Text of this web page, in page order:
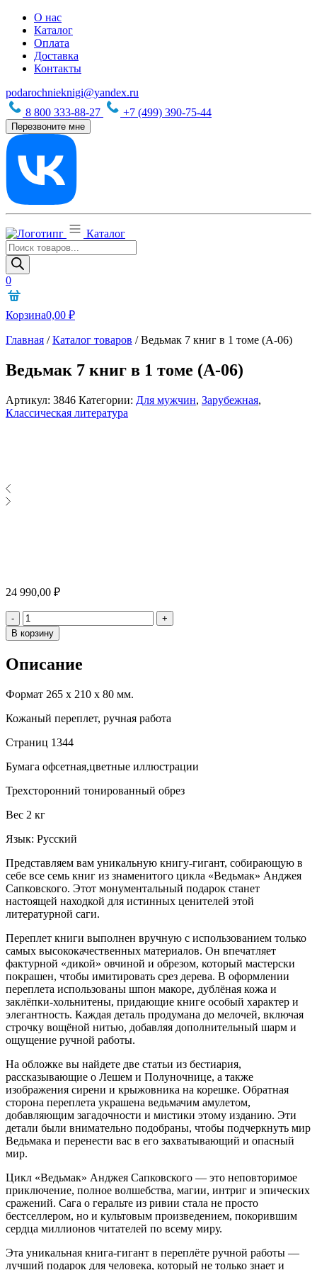
О нас
Каталог
Оплата
Доставка
Контакты
podarochnieknigi@yandex.ru
8 800 333-88-27
+7 (499) 390-75-44
Перезвоните мне
Каталог
Поиск
товаров
0
Корзина0,00 ₽
Главная /Каталог товаров /Ведьмак 7 книг в 1 томе (A-06)
Ведьмак 7 книг в 1 томе (A-06)
Артикул: 3846 Категории: Для мужчин, Зарубежная,
Классическая литература
24 990,00 ₽
- Количество
+
В корзину
Описание
Формат 265 х 210 х 80 мм.
Кожаный переплет, ручная работа
Страниц 1344
Бумага офсетная,цветные иллюстрации
Трехсторонний тонированный обрез
Вес 2 кг
Язык: Русский
Представляем вам уникальную книгу-гигант, собирающую в
себе все семь книг из знаменитого цикла «Ведьмак» Анджея
Сапковского. Этот монументальный подарок станет
настоящей находкой для истинных ценителей этой
литературной саги.
Переплет книги выполнен вручную с использованием только
самых высококачественных материалов. Он впечатляет
фактурной «дикой» овчиной и обрезом, который мастерски
покрашен, чтобы имитировать срез дерева. В оформлении
переплета использованы шпон макоре, дублёная кожа и
заклёпки-хольнитены, придающие книге особый характер и
элегантность. Каждая деталь продумана до мелочей, включая
строчку вощёной нитью, добавляя дополнительный шарм и
ощущение ручной работы.
На обложке вы найдете две статьи из бестиария,
рассказывающие о Лешем и Полуночнице, а также
изображения сирени и крыжовника на корешке. Обратная
сторона переплета украшена ведьмачим амулетом,
добавляющим загадочности и мистики этому изданию. Эти
детали были внимательно подобраны, чтобы подчеркнуть мир
Ведьмака и перенести вас в его захватывающий и опасный
мир.
Цикл «Ведьмак» Анджея Сапковского — это неповторимое
приключение, полное волшебства, магии, интриг и эпических
сражений. Сага о геральте из ривии стала не просто
бестселлером, но и культовым произведением, покорившим
сердца миллионов читателей по всему миру.
Эта уникальная книга-гигант в переплёте ручной работы —
лучший подарок для человека, который не только знает и